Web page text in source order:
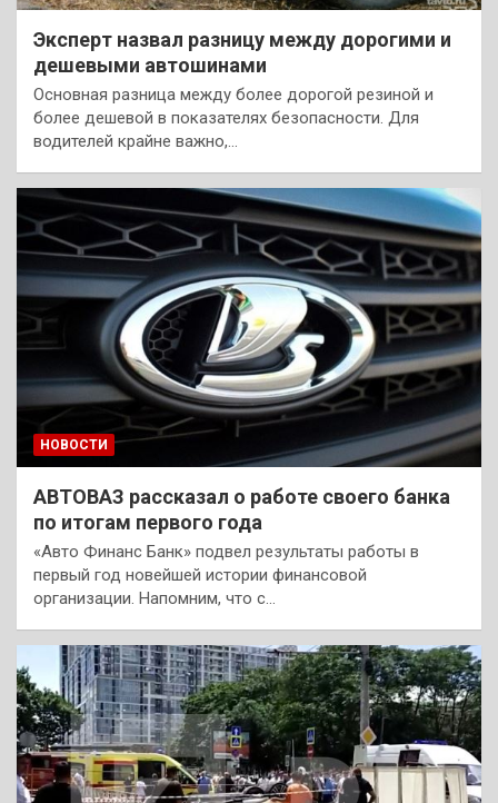
Эксперт назвал разницу между дорогими и
дешевыми автошинами
Основная разница между более дорогой резиной и
более дешевой в показателях безопасности. Для
водителей крайне важно,…
НОВОСТИ
АВТОВАЗ рассказал о работе своего банка
по итогам первого года
«Авто Финанс Банк» подвел результаты работы в
первый год новейшей истории финансовой
организации. Напомним, что с…